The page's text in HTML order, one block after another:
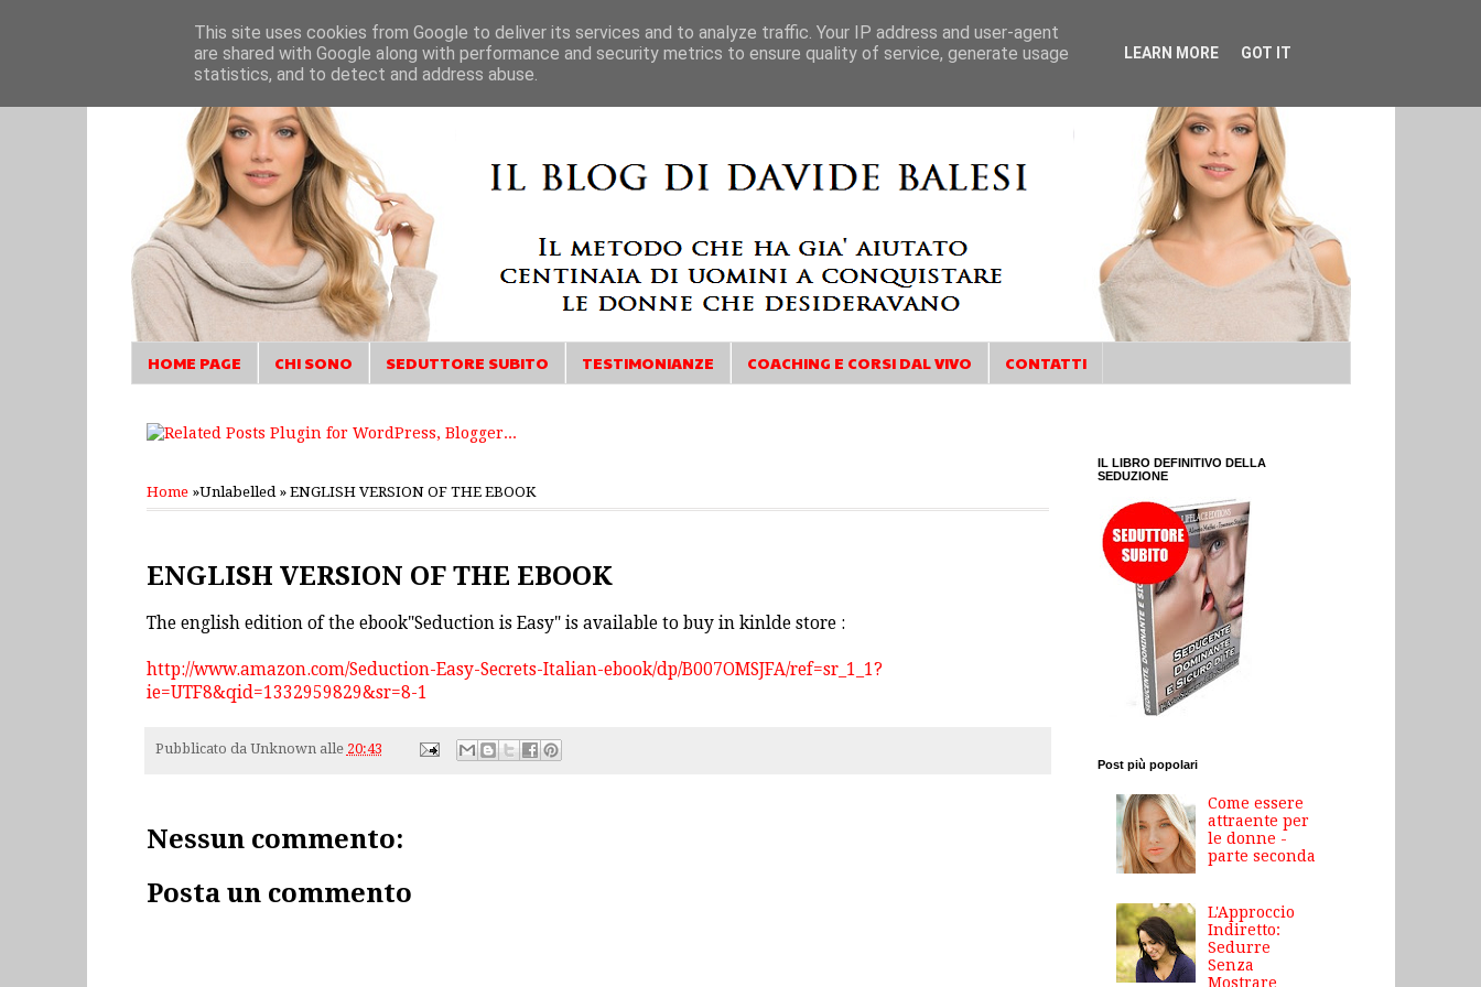
HOME PAGE CHI SONO SEDUTTORE SUBITO TESTIMONIANZE COACHING E CORSI DAL VIVO CONTATTI
Home»Unlabelled » ENGLISH VERSION OF THE EBOOK
ENGLISH VERSION OF THE EBOOK
The english edition of the ebook"Seduction is Easy" is available to buy in kinlde store :
http://www.amazon.com/Seduction-Easy-Secrets-Italian-ebook/dp/B007OMSJFA/ref=sr_1_1?
ie=UTF8&qid=1332959829&sr=8-1
Pubblicato da Unknown alle 20:43
Nessun commento:
Posta un commento
IL LIBRO DEFINITIVO DELLA
SEDUZIONE
Post più popolari
Come essere
attraente per
le donne -
parte seconda
L'Approccio
Indiretto:
Sedurre
Senza
Mostrare
This site uses cookies from Google to deliver its services and to analyze traffic. Your IP address and user-agent
are shared with Google along with performance and security metrics to ensure quality of service, generate usage
statistics, and to detect and address abuse.
LEARN MORE GOT IT